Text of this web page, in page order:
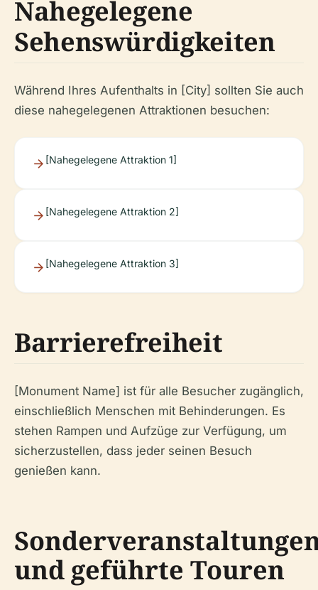
Nahegelegene
Sehenswürdigkeiten
Während Ihres Aufenthalts in [City] sollten Sie auch
diese nahegelegenen Attraktionen besuchen:
[Nahegelegene Attraktion 1]
[Nahegelegene Attraktion 2]
[Nahegelegene Attraktion 3]
Barrierefreiheit
[Monument Name] ist für alle Besucher zugänglich,
einschließlich Menschen mit Behinderungen. Es
stehen Rampen und Aufzüge zur Verfügung, um
sicherzustellen, dass jeder seinen Besuch
genießen kann.
und geführte Touren